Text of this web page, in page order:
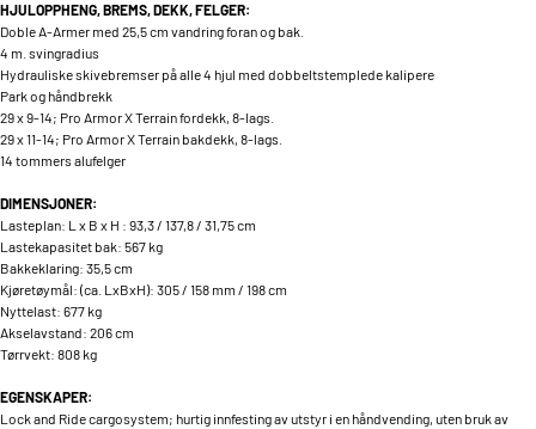
HJULOPPHENG, BREMS, DEKK, FELGER:
Doble A-Armer med 25,5 cm vandring foran og bak.
4 m. svingradius
Hydrauliske skivebremser på alle 4 hjul med dobbeltstemplede kalipere
Park og håndbrekk
29 x 9-14; Pro Armor X Terrain fordekk, 8-lags.
29 x 11-14; Pro Armor X Terrain bakdekk, 8-lags.
14 tommers alufelger
DIMENSJONER:
Lasteplan: L x B x H : 93,3 / 137,8 / 31,75 cm
Lastekapasitet bak: 567 kg
Bakkeklaring: 35,5 cm
Kjøretøymål: (ca. LxBxH): 305 / 158 mm / 198 cm
Nyttelast: 677 kg
Akselavstand: 206 cm
Tørrvekt: 808 kg
EGENSKAPER:
Lock and Ride cargosystem; hurtig innfesting av utstyr i en håndvending, uten bruk av